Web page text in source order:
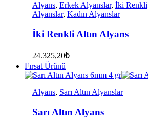
Alyans, Erkek Alyanslar, İki Renkli
Alyanslar, Kadın Alyanslar
İki Renkli Altın Alyans
24.325,20₺
Fırsat Ürünü
Alyans, Sarı Altın Alyanslar
Sarı Altın Alyans